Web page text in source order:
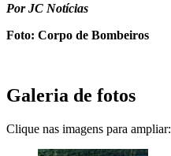
Por JC Notícias
Foto: Corpo de Bombeiros
Galeria de fotos
Clique nas imagens para ampliar: